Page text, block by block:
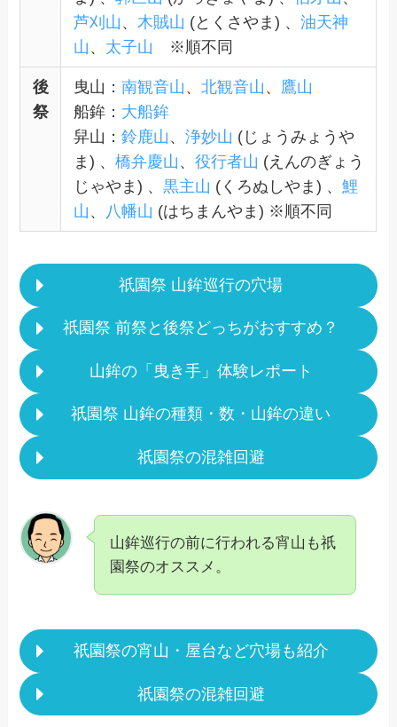
芦刈山 、 木賊山 (とくさやま) 、 油天神
山 、 太子山 ※順不同
後
祭
曳山： 南観音山 、 北観音山 、 鷹山
船鉾： 大船鉾
舁山： 鈴鹿山 、 浄妙山 (じょうみょうや
ま) 、 橋弁慶山 、 役行者山 (えんのぎょう
じゃやま) 、 黒主山 (くろぬしやま) 、 鯉
山 、 八幡山 (はちまんやま) ※順不同
祇園祭 山鉾巡行の穴場
祇園祭 前祭と後祭どっちがおすすめ？
山鉾の「曳き手」体験レポート
祇園祭 山鉾の種類・数・山鉾の違い
祇園祭の混雑回避
山鉾巡行の前に行われる宵山も祇
園祭のオススメ。
祇園祭の宵山・屋台など穴場も紹介
祇園祭の混雑回避